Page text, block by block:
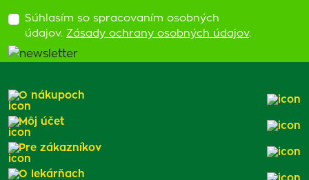
Súhlasím so spracovaním osobných
údajov. Zásady ochrany osobných údajov.
O nákupoch
Môj účet
Pre zákazníkov
O lekárňach